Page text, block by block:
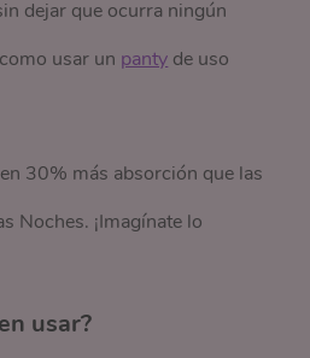
dejar que ocurra ningún
usar un panty de uso
30% más absorción que las
Noches. ¡Imagínate lo
usar?